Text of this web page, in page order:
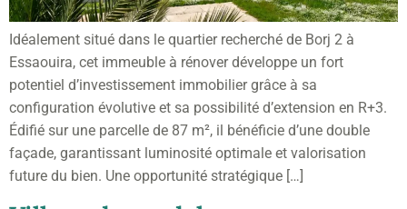
Idéalement situé dans le quartier recherché de Borj 2 à
Essaouira, cet immeuble à rénover développe un fort
potentiel d’investissement immobilier grâce à sa
configuration évolutive et sa possibilité d’extension en R+3.
Édifié sur une parcelle de 87 m², il bénéficie d’une double
façade, garantissant luminosité optimale et valorisation
future du bien. Une opportunité stratégique […]